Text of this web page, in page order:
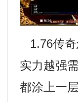
1.76传奇
实力越强
都涂上一